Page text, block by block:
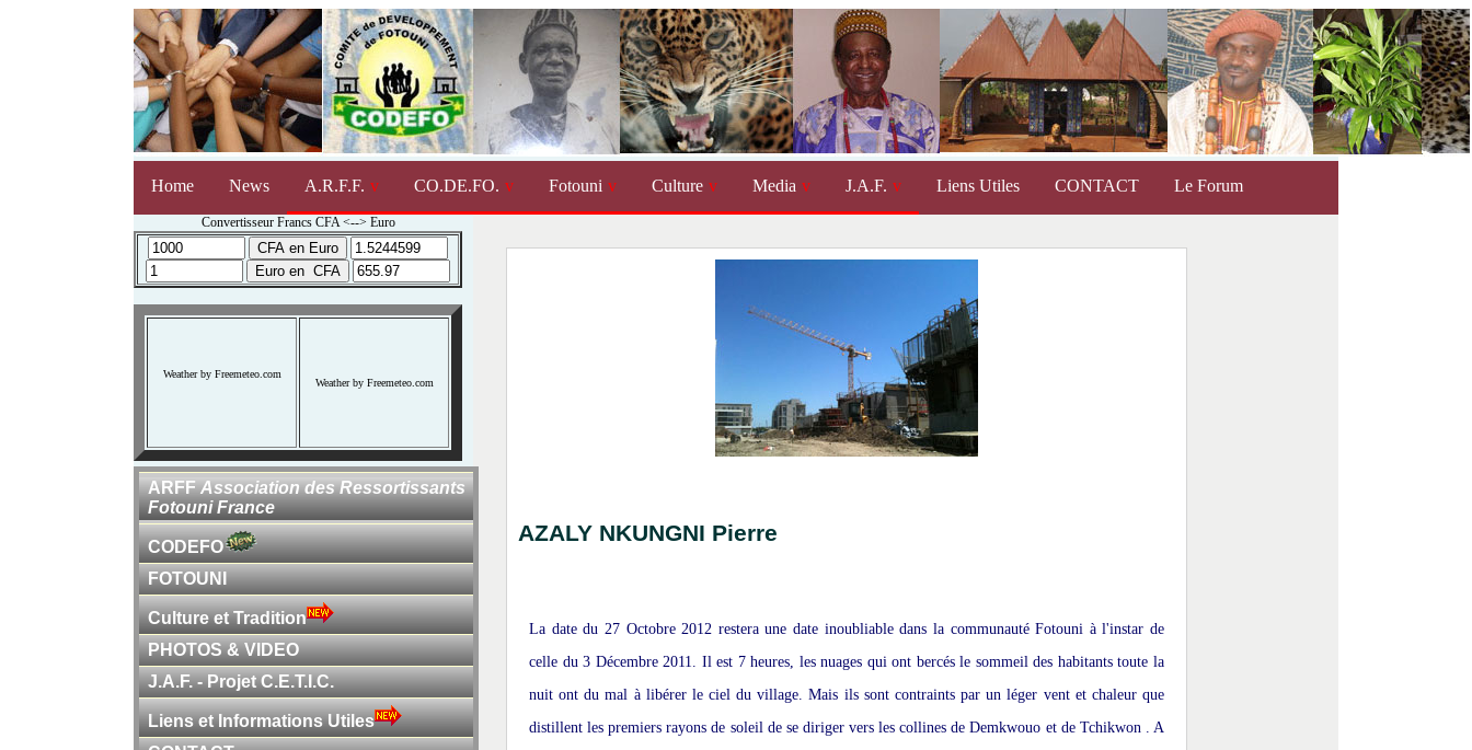
Home News A.R.F.F. CO.DE.FO. Fotouni Culture Media J.A.F. Liens Utiles CONTACT Le Forum
Convertisseur Francs CFA <--> Euro
Weather by Freemeteo.com
Weather by Freemeteo.com
ARFFAssociation des Ressortissants
Fotouni France
CODEFO
FOTOUNI
Culture et Tradition
PHOTOS & VIDEO
J.A.F. - Projet C.E.T.I.C.
Liens et Informations Utiles
AZALY NKUNGNI Pierre
La date du 27 Octobre 2012 restera une date inoubliable dans la communauté Fotouni à l'instar de
celle du 3 Décembre 2011. Il est 7 heures, les nuages qui ont bercés le sommeil des habitants toute la
nuit ont du mal à libérer le ciel du village. Mais ils sont contraints par un léger vent et chaleur que
distillent les premiers rayons de soleil de se diriger vers les collines de Demkwouo et de Tchikwon . A